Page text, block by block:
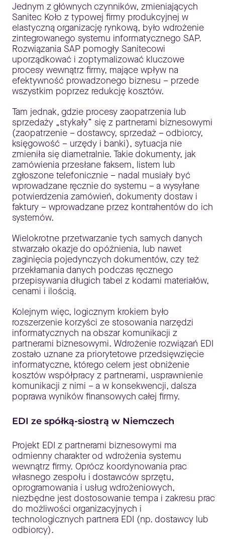
Jednym z głównych czynników, zmieniających
Sanitec Koło z typowej firmy produkcyjnej w
elastyczną organizację rynkową, było wdrożenie
zintegrowanego systemu informatycznego SAP.
Rozwiązania SAP pomogły Sanitecowi
uporządkować i zoptymalizować kluczowe
procesy wewnątrz firmy, mające wpływ na
efektywność prowadzonego biznesu – przede
wszystkim poprzez redukcję kosztów.
Tam jednak, gdzie procesy zaopatrzenia lub
sprzedaży „stykały” się z partnerami biznesowymi
(zaopatrzenie – dostawcy, sprzedaż – odbiorcy,
księgowość – urzędy i banki), sytuacja nie
zmieniła się diametralnie. Takie dokumenty, jak
zamówienia przesłane faksem, listem lub
zgłoszone telefonicznie – nadal musiały być
wprowadzane ręcznie do systemu – a wysyłane
potwierdzenia zamówień, dokumenty dostaw i
faktury – wprowadzane przez kontrahentów do ich
systemów.
Wielokrotne przetwarzanie tych samych danych
stwarzało okazje do opóźnienia, lub nawet
zaginięcia pojedynczych dokumentów, czy też
przekłamania danych podczas ręcznego
przepisywania długich tabel z kodami materiałów,
cenami i ilością.
Kolejnym więc, logicznym krokiem było
rozszerzenie korzyści ze stosowania narzędzi
informatycznych na obszar komunikacji z
partnerami biznesowymi. Wdrożenie rozwiązań EDI
zostało uznane za priorytetowe przedsięwzięcie
informatyczne, którego celem jest obniżenie
kosztów współpracy z partnerami, usprawnienie
komunikacji z nimi – a w konsekwencji, dalsza
poprawa wyników finansowych całej firmy.
EDI ze spółką-siostrą w Niemczech
Projekt EDI z partnerami biznesowymi ma
odmienny charakter od wdrożenia systemu
wewnątrz firmy. Oprócz koordynowania prac
własnego zespołu i dostawców sprzętu,
oprogramowania i usług wdrożeniowych,
niezbędne jest dostosowanie tempa i zakresu prac
do możliwości organizacyjnych i
technologicznych partnera EDI (np. dostawcy lub
odbiorcy).